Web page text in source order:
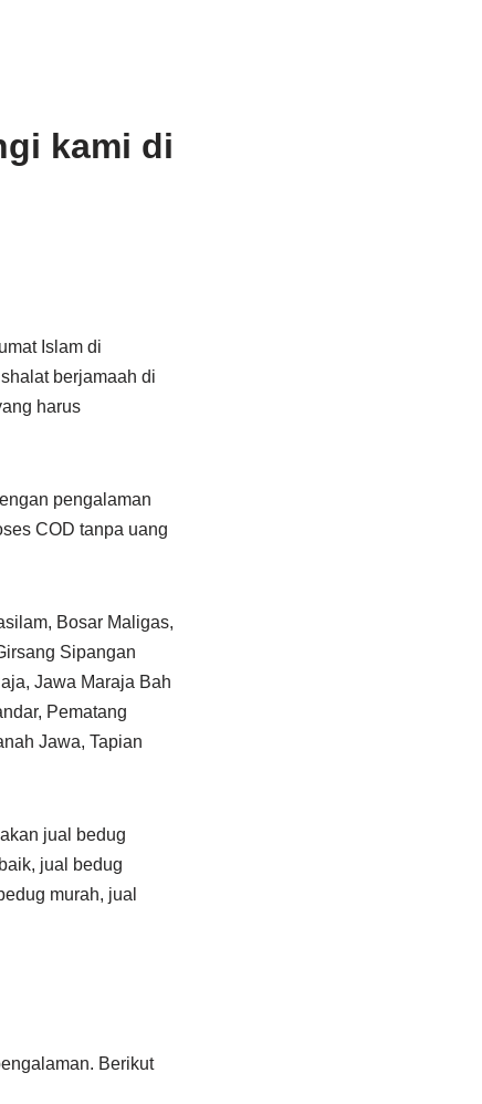
kami di
Islam di
berjamaah di
harus
pengalaman
COD tanpa uang
Bosar Maligas,
Sipangan
Jawa Maraja Bah
Pematang
Jawa, Tapian
jual bedug
jual bedug
murah, jual
Berikut